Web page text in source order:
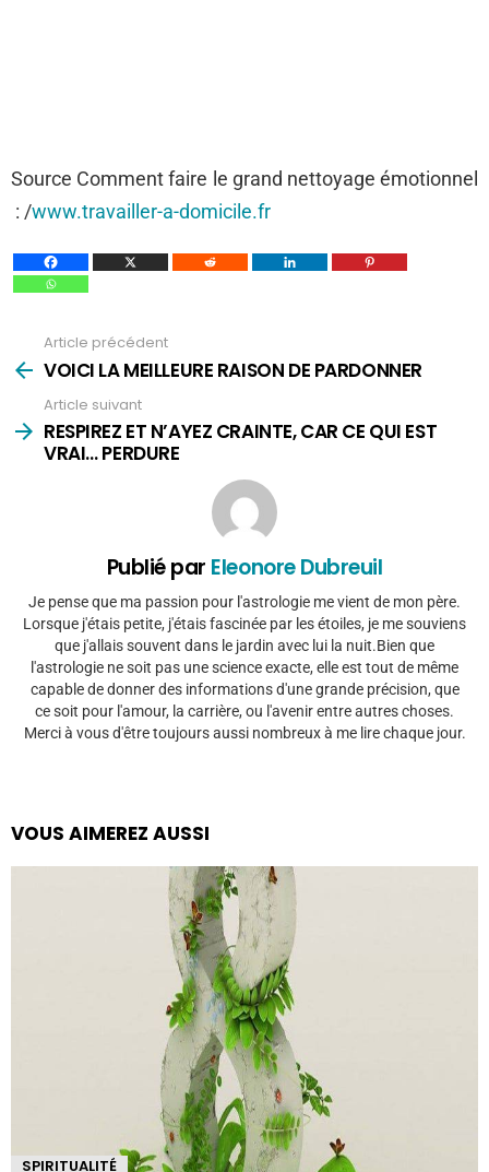
Source Comment faire le grand nettoyage émotionnel
: /www.travailler-a-domicile.fr
plus
Article précédent
VOICI LA MEILLEURE RAISON DE PARDONNER
Article suivant
RESPIREZ ET N’AYEZ CRAINTE, CAR CE QUI EST
VRAI… PERDURE
Publié par Eleonore Dubreuil
Je pense que ma passion pour l'astrologie me vient de mon père.
Lorsque j'étais petite, j'étais fascinée par les étoiles, je me souviens
que j'allais souvent dans le jardin avec lui la nuit.Bien que
l'astrologie ne soit pas une science exacte, elle est tout de même
capable de donner des informations d'une grande précision, que
ce soit pour l'amour, la carrière, ou l'avenir entre autres choses.
Merci à vous d'être toujours aussi nombreux à me lire chaque jour.
VOUS AIMEREZ AUSSI
SPIRITUALITÉ